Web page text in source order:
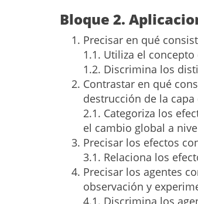
Bloque 2.
Precisar en qué
1.1. Utiliza el
1.2. Discrimina los
Contrastar en qué
destrucción de la
2.1. Categoriza los
el cambio global a
Precisar los efectos
3.1. Relaciona los
Precisar los agentes
observación y
4.1. Discrimina los